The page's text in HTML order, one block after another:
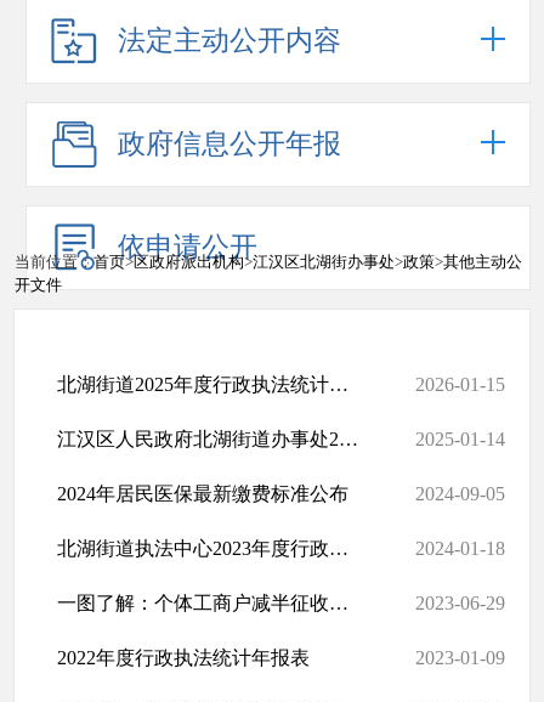
法定主动公开内容
政府信息公开年报
依申请公开
当前位置：首页>区政府派出机构>江汉区北湖街办事处>政策>其他主动公
开文件
北湖街道2025年度行政执法统计年报 2026-01-15
江汉区人民政府北湖街道办事处2024年度行政执法统计年报 2025-01-14
2024年居民医保最新缴费标准公布 2024-09-05
北湖街道执法中心2023年度行政执法统计年报 2024-01-18
一图了解：个体工商户减半征收个人所得税优惠政策要点 2023-06-29
2022年度行政执法统计年报表 2023-01-09